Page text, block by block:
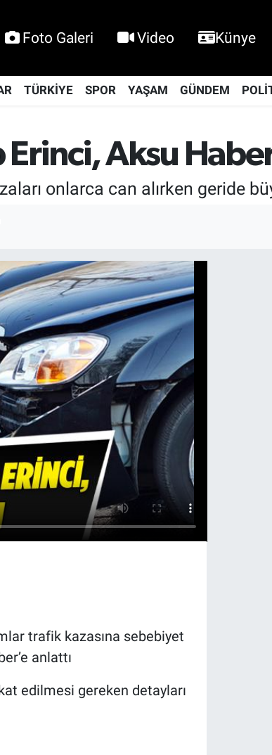
Foto Galeri Video Künye
TÜRKİYE SPOR YAŞAM GÜNDEM
Aksu
onlarca can alırken geride
trafik kazasına sebebiyet
anlattı
edilmesi gereken detayları